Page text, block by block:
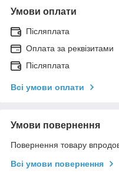
Умови оплати
Післяплата
Оплата за реквізитами
Післяплата
Всі умови оплати
Умови повернення
Повернення товару
Всі умови повернення